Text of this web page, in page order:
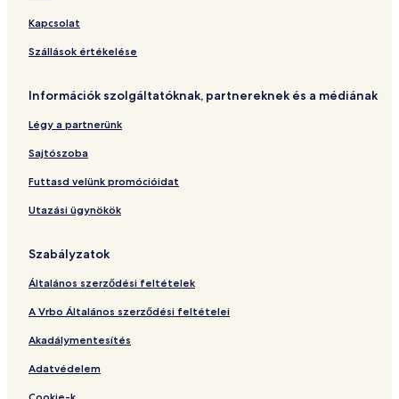
I
O
t
e
n
m
e
t
M
a
e
Kapcsolat
Szállások értékelése
Információk szolgáltatóknak, partnereknek és a médiának
Légy a partnerünk
Sajtószoba
Futtasd velünk promócióidat
Utazási ügynökök
Szabályzatok
Általános szerződési feltételek
A Vrbo Általános szerződési feltételei
Akadálymentesítés
Adatvédelem